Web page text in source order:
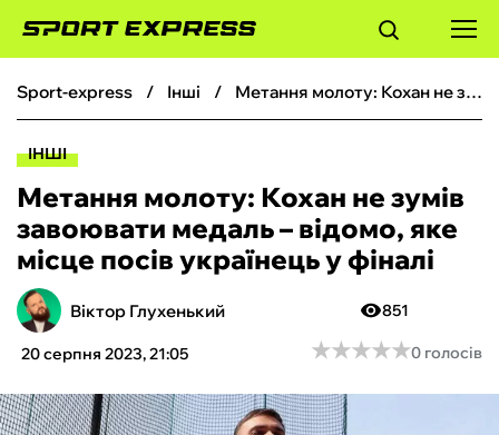
ФУТБОЛ
БОКС
ХОКЕЙ
ТЕНІС
КІБЕРСПОРТ
sport-express інші Метання молоту: Кохан не зумів завоювати медаль – відомо, яке місце посів українець у фіналі
ІНШІ
Метання молоту: Кохан не зумів
завоювати медаль – відомо, яке
місце посів українець у фіналі
Віктор Глухенький
20 серпня 2023, 21:05
851
★★★★★
★★★★★0 голосів